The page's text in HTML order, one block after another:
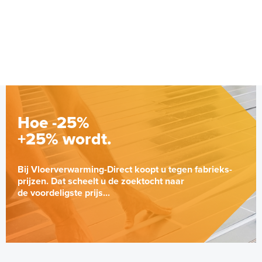
Hoe -25%
+25% wordt.
Bij Vloerverwarming-Direct koopt u tegen fabrieks-
prijzen. Dat scheelt u de zoektocht naar
de voordeligste prijs...